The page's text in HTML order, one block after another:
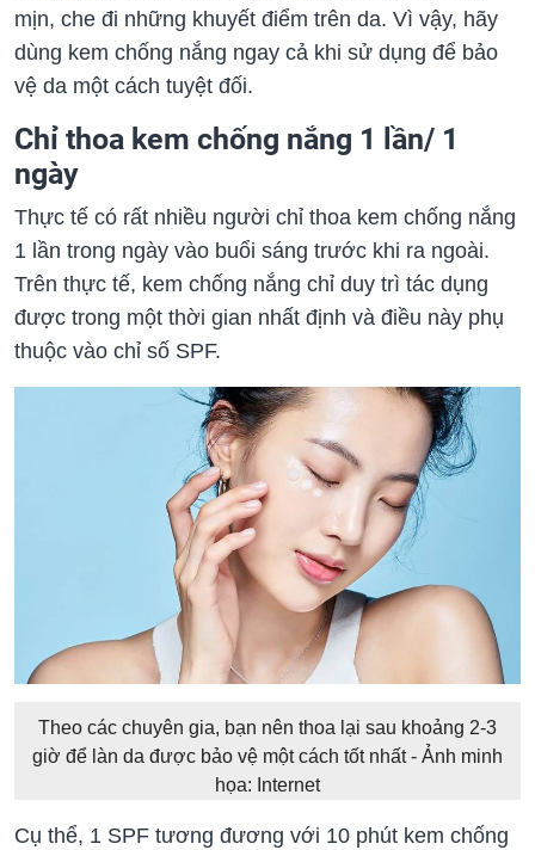
mịn, che đi những khuyết điểm trên da. Vì vậy, hãy
dùng kem chống nắng ngay cả khi sử dụng để bảo
vệ da một cách tuyệt đối.
Chỉ thoa kem chống nắng 1 lần/ 1
ngày
Thực tế có rất nhiều người chỉ thoa kem chống nắng
1 lần trong ngày vào buổi sáng trước khi ra ngoài.
Trên thực tế, kem chống nắng chỉ duy trì tác dụng
được trong một thời gian nhất định và điều này phụ
thuộc vào chỉ số SPF.
Theo các chuyên gia, bạn nên thoa lại sau khoảng 2-3
giờ để làn da được bảo vệ một cách tốt nhất - Ảnh minh
họa: Internet
Cụ thể, 1 SPF tương đương với 10 phút kem chống